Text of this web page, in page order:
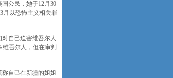
公民，她于12月30
月以恐怖主义相关罪
对自己迫害维吾尔人
吾尔人，但在审判
称自己在新疆的姐姐